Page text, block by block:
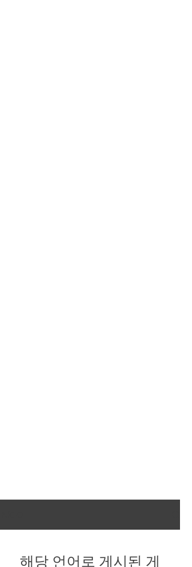
해당 언어로 게시된 게